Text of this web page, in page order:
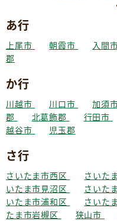
あ行
上尾市 朝霞市 入間
郡
か行
川越市 川口市 加須
郡
北葛飾郡 行田市
越谷市
児玉郡
さ行
さいたま市西区 さいた
いたま市見沼区
さいた
いたま市浦和区
さいた
たま市岩槻区
狭山市